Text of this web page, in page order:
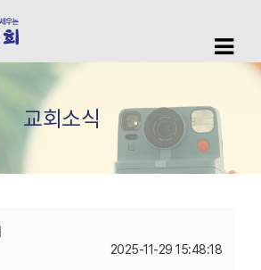
교회소식
2025-11-29 15:48:18